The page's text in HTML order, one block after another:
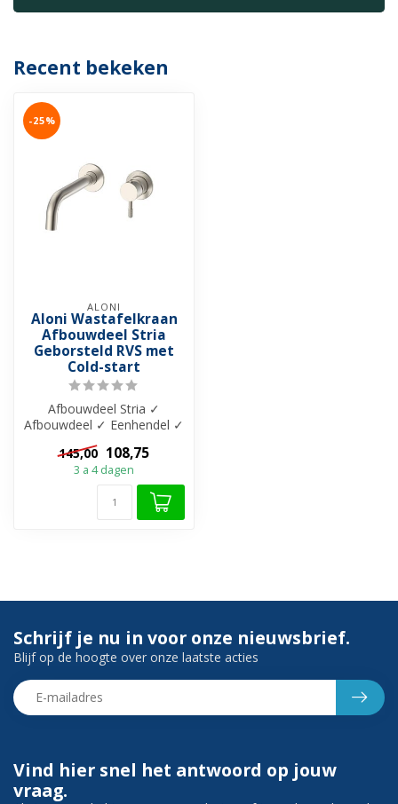
Recent bekeken
-25%
ALONI
Aloni Wastafelkraan
Afbouwdeel Stria
Geborsteld RVS met
Cold-start
Afbouwdeel Stria ✓
Afbouwdeel ✓ Eenhendel ✓
206 mm uitloop ✓ Messing
materiaal ✓...
145,00 108,75
3 a 4 dagen
Vind hier snel het antwoord op jouw
vraag.
Schrijf je nu in voor onze nieuwsbrief.
Blijf op de hoogte over onze laatste acties